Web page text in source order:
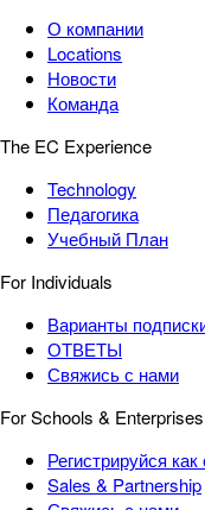
О компании
Locations
Новости
Команда
The EC Experience
Technology
Педагогика
Учебный План
For Individuals
Варианты
ОТВЕТЫ
Свяжись с нами
For Schools & Enterprises
Регистрируйся как
Sales & Partnership